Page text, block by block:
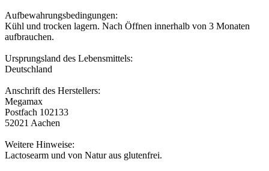
Aufbewahrungsbedingungen:
Kühl und trocken lagern. Nach Öffnen innerhalb von 3 Monaten
aufbrauchen.
Ursprungsland des Lebensmittels:
Deutschland
Anschrift des Herstellers:
Megamax
Postfach 102133
52021 Aachen
Weitere Hinweise:
Lactosearm und von Natur aus glutenfrei.